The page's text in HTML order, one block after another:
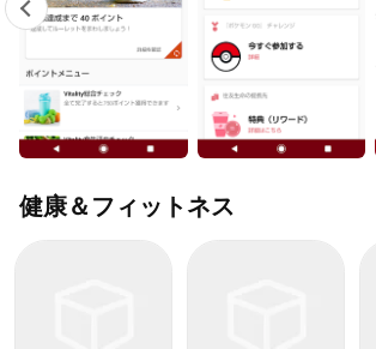
健康＆フィットネス